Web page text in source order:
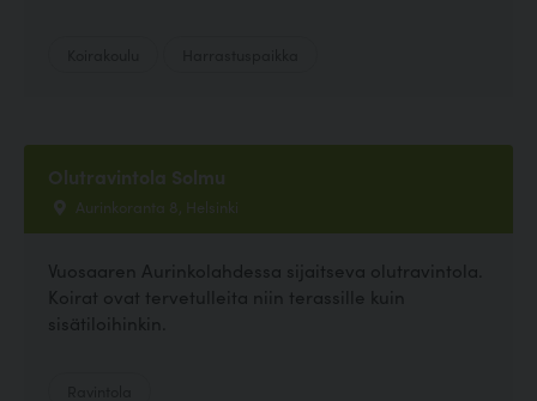
Olutravintola Solmu
Aurinkoranta 8, Helsinki
Vuosaaren Aurinkolahdessa sijaitseva olutravintola.
Koirat ovat tervetulleita niin terassille kuin
sisätiloihinkin.